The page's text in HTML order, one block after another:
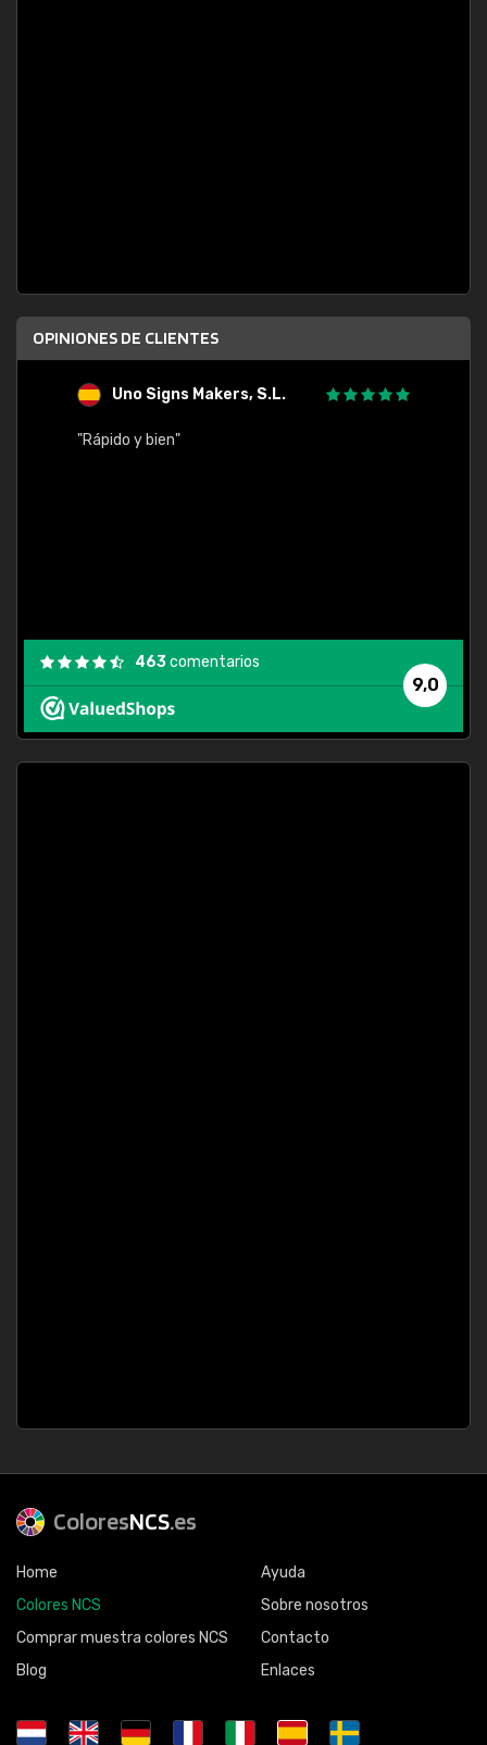
OPINIONES DE CLIENTES
Uno Signs Makers, S.L.
"Rápido y bien"
9,0
463comentarios
ColoresNCS.es
Home
Colores NCS
Comprar muestra colores NCS
Blog
Ayuda
Sobre nosotros
Contacto
Enlaces